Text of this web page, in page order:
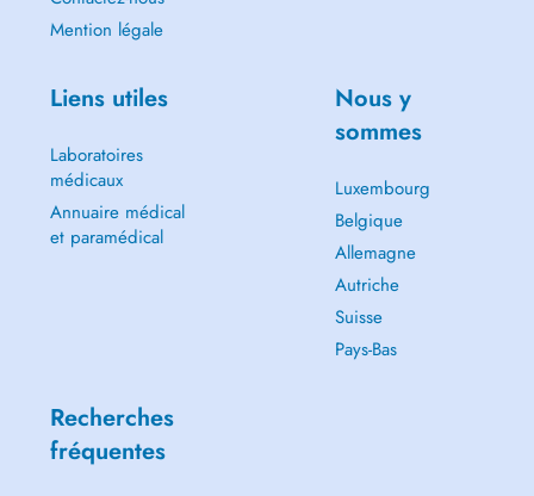
Mention légale
Liens utiles
Laboratoires
médicaux
Annuaire médical
et paramédical
Nous y
sommes
Luxembourg
Belgique
Allemagne
Autriche
Suisse
Pays-Bas
Recherches
fréquentes